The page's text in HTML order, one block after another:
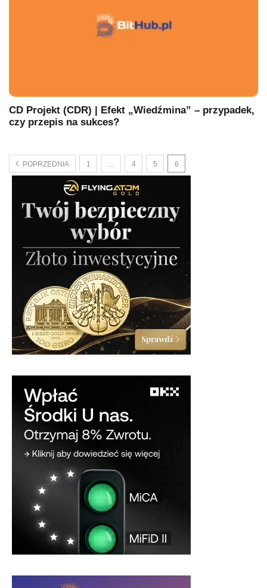
CD Projekt (CDR) | Efekt „Wiedźmina” – przypadek,
czy przepis na sukces?
POPRZEDNIA 1 … 4 5 6